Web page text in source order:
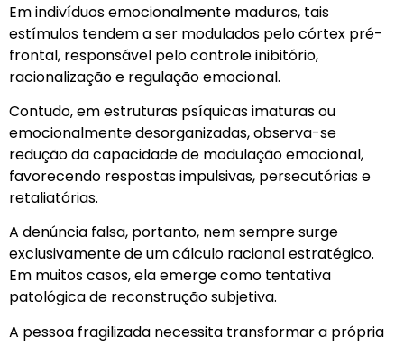
Em indivíduos emocionalmente maduros, tais
estímulos tendem a ser modulados pelo córtex pré-
frontal, responsável pelo controle inibitório,
racionalização e regulação emocional.
Contudo, em estruturas psíquicas imaturas ou
emocionalmente desorganizadas, observa-se
redução da capacidade de modulação emocional,
favorecendo respostas impulsivas, persecutórias e
retaliatórias.
A denúncia falsa, portanto, nem sempre surge
exclusivamente de um cálculo racional estratégico.
Em muitos casos, ela emerge como tentativa
patológica de reconstrução subjetiva.
A pessoa fragilizada necessita transformar a própria